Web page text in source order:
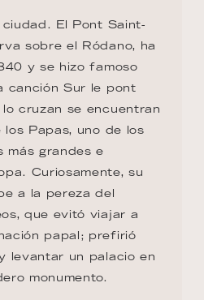
El Pont Saint-
sobre el Ródano, ha
y se hizo famoso
canción Sur le pont
cruzan se encuentran
Papas, uno de los
más grandes e
Curiosamente, su
a la pereza del
que evitó viajar a
papal; prefirió
levantar un palacio en
monumento.